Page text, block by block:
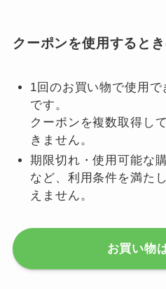
クーポンを使用すると
1回のお買い物で使用
です。
クーポンを複数取得し
きません。
期限切れ・使用可能な
など、利用条件を満た
えません。
お買い物